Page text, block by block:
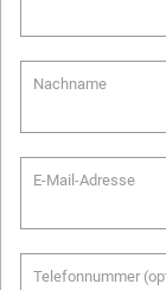
Nachname
E-Mail-Adresse
Telefonnummer